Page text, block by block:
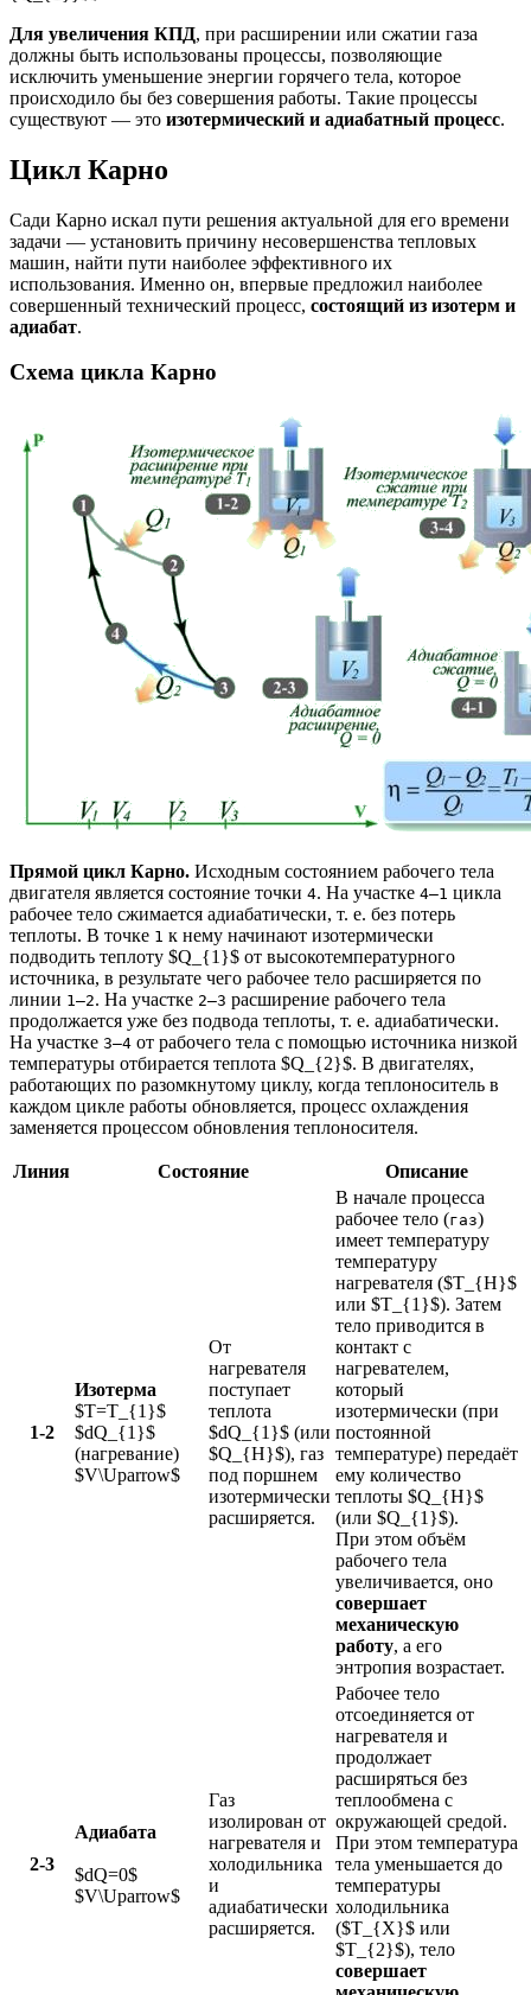
Для увеличения КПД, при расширении или сжатии газа
должны быть использованы процессы, позволяющие
исключить уменьшение энергии горячего тела, которое
происходило бы без совершения работы. Такие процессы
существуют — это изотермический и адиабатный процесс.
Цикл Карно
Сади Карно искал пути решения актуальной для его времени
задачи — установить причину несовершенства тепловых
машин, найти пути наиболее эффективного их
использования. Именно он, впервые предложил наиболее
совершенный технический процесс, состоящий из изотерм и
адиабат.
Схема цикла Карно
Прямой цикл Карно. Исходным состоянием рабочего тела
двигателя является состояние точки 4. На участке 4—1 цикла
рабочее тело сжимается адиабатически, т. е. без потерь
теплоты. В точке 1 к нему начинают изотермически
подводить теплоту $Q_{1}$ от высокотемпературного
источника, в результате чего рабочее тело расширяется по
линии 1—2. На участке 2—3 расширение рабочего тела
продолжается уже без подвода теплоты, т. е. адиабатически.
На участке 3—4 от рабочего тела с помощью источника низкой
температуры отбирается теплота $Q_{2}$. В двигателях,
работающих по разомкнутому циклу, когда теплоноситель в
каждом цикле работы обновляется, процесс охлаждения
заменяется процессом обновления теплоносителя.
Линия Состояние Описание
1-2
Изотерма
$T=T_{1}$
$dQ_{1}$
(нагревание)
$V\Uparrow$
От
нагревателя
поступает
теплота
$dQ_{1}$ (или
$Q_{H}$), газ
под поршнем
изотермически
расширяется.
В начале процесса
рабочее тело (газ)
имеет температуру
температуру
нагревателя ($T_{H}$
или $T_{1}$). Затем
тело приводится в
контакт с
нагревателем,
который
изотермически (при
постоянной
температуре) передаёт
ему количество
теплоты $Q_{H}$
(или $Q_{1}$).
При этом объём
рабочего тела
увеличивается, оно
совершает
механическую
работу, а его
энтропия возрастает.
2-3
Адиабата
$dQ=0$
$V\Uparrow$
Газ
изолирован от
нагревателя и
холодильника
и
адиабатически
расширяется.
Рабочее тело
отсоединяется от
нагревателя и
продолжает
расширяться без
теплообмена с
окружающей средой.
При этом температура
тела уменьшается до
температуры
холодильника
($T_{X}$ или
$T_{2}$), тело
совершает